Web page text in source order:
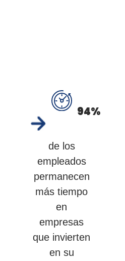
94%
de los
empleados
permanecen
más tiempo
en
empresas
que invierten
en su